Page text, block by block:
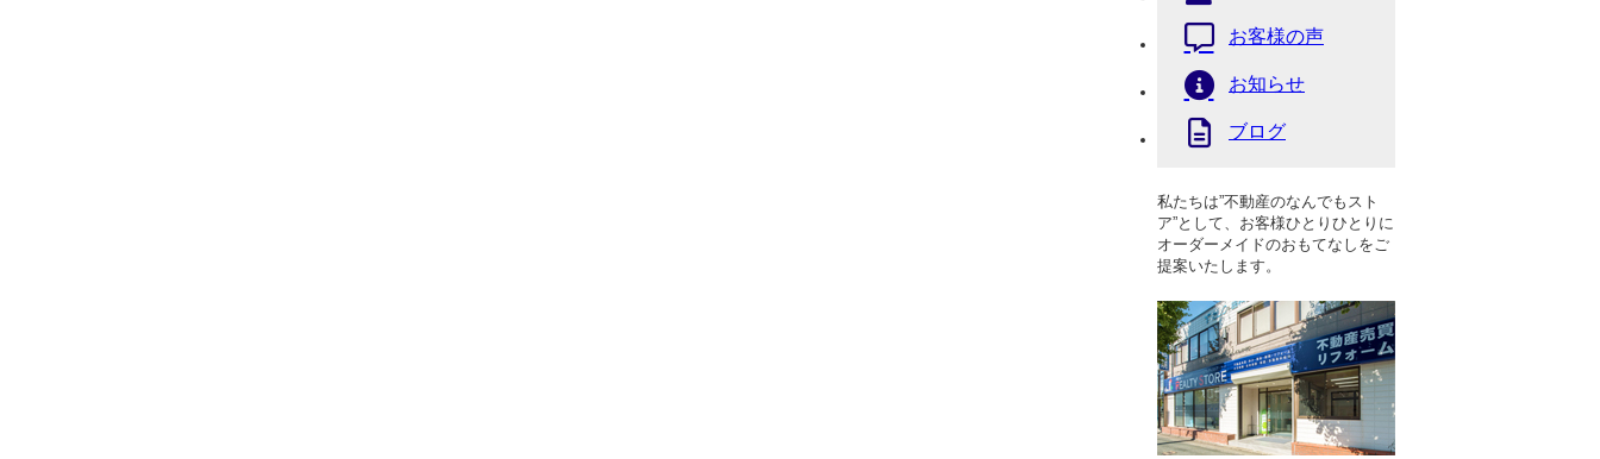
お客様の声
お知らせ
ブログ
私たちは”不動産のなんでもスト
ア”として、お客様ひとりひとりに
オーダーメイドのおもてなしをご
提案いたします。